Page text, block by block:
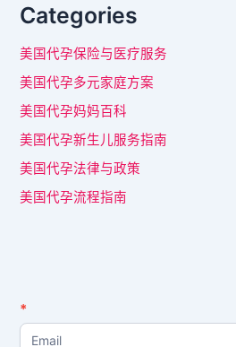
Categories
美国代孕保险与医疗服务
美国代孕多元家庭方案
美国代孕妈妈百科
美国代孕新生儿服务指南
美国代孕法律与政策
美国代孕流程指南
N
e
*
如
果